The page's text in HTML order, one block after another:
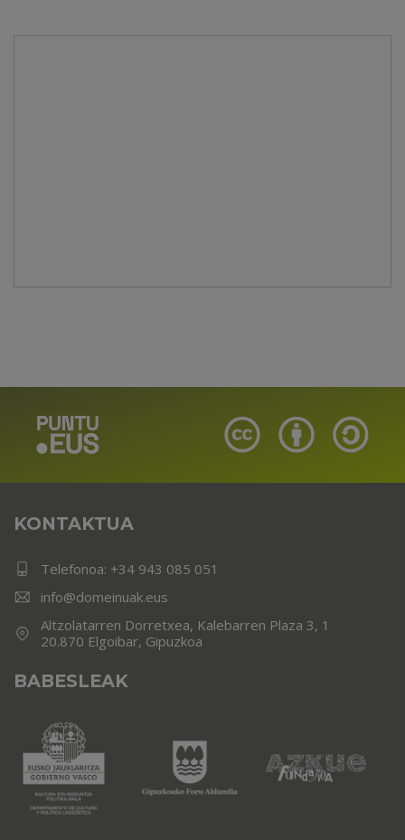
KONTAKTUA
Telefonoa: +34 943 085 051
info@domeinuak.eus
Altzolatarren Dorretxea, Kalebarren Plaza 3, 1
20.870 Elgoibar, Gipuzkoa
BABESLEAK